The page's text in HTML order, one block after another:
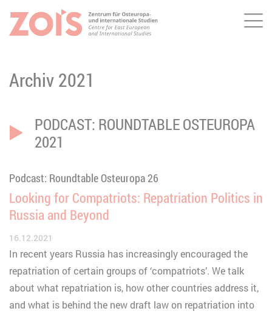
ZUM HAUPTINHALT SPRINGEN
ZUR SUCHE SPRINGEN
Archiv 2021
PODCAST: ROUNDTABLE OSTEUROPA
2021
Podcast: Roundtable Osteuropa 26
Looking for Compatriots: Repatriation Politics in
Russia and Beyond
16.12.2021
In recent years Russia has increasingly encouraged the
repatriation of certain groups of ‘compatriots’. We talk
about what repatriation is, how other countries address it,
and what is behind the new draft law on repatriation into